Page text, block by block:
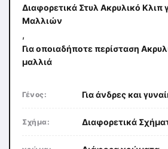
Διαφορετικά Στυλ Ακρυλικό Κλιπ
Μαλλιών
,
Για οποιαδήποτε περίσταση
μαλλιά
Γένος: Για άνδρες και
Σχήμα: Διαφορετικά